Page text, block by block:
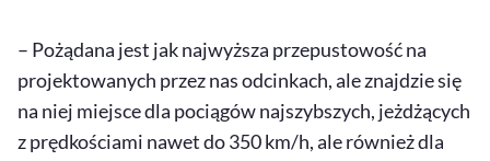
– Pożądana jest jak najwyższa przepustowość na
projektowanych przez nas odcinkach, ale znajdzie się
na niej miejsce dla pociągów najszybszych, jeżdżących
z prędkościami nawet do 350 km/h, ale również dla